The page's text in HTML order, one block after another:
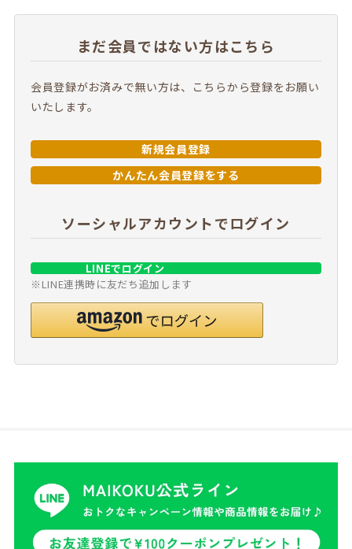
まだ会員ではない方はこちら
会員登録がお済みで無い方は、こちらから登録をお願い
いたします。
新規会員登録
かんたん会員登録をする
ソーシャルアカウントでログイン
LINEでログイン
※LINE連携時に友だち追加します